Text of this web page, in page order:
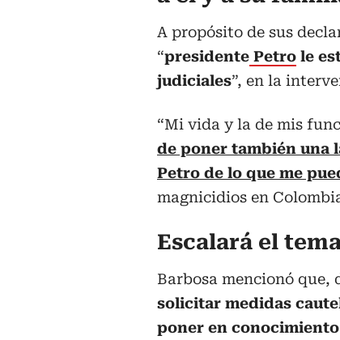
A propósito de sus
“presidente Petro le
judiciales”, en la
“Mi vida y la de mis
de poner también una
Petro de lo que me
magnicidios en
Escalará el
Barbosa mencionó que,
solicitar medidas
poner en